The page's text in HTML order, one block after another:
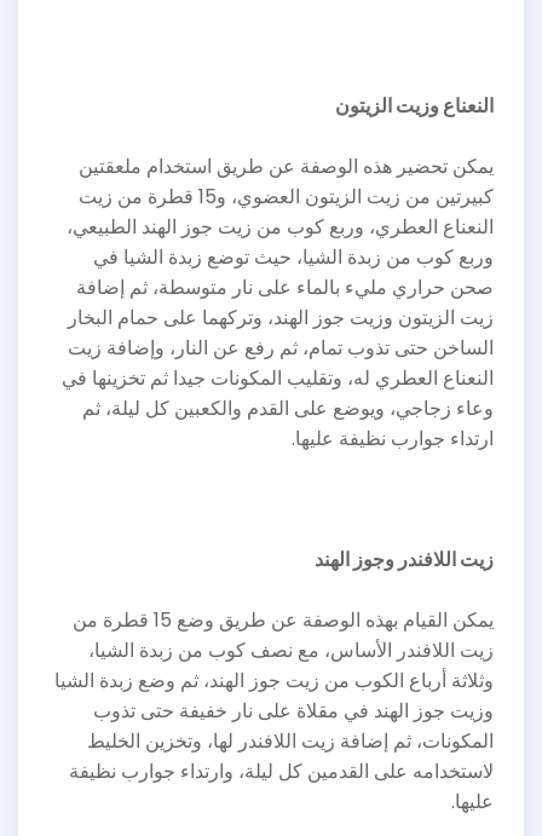
النعناع وزيت الزيتون
يمكن تحضير هذه الوصفة عن طريق استخدام ملعقتين
كبيرتين من زيت الزيتون العضوي، و15 قطرة من زيت
النعناع العطري، وربع كوب من زيت جوز الهند الطبيعي،
وربع كوب من زبدة الشيا، حيث توضع زبدة الشيا في
صحن حراري مليء بالماء على نار متوسطة، ثم إضافة
زيت الزيتون وزيت جوز الهند، وتركهما على حمام البخار
الساخن حتى تذوب تمام، ثم رفع عن النار، وإضافة زيت
النعناع العطري له، وتقليب المكونات جيدا ثم تخزينها في
وعاء زجاجي، ويوضع على القدم والكعبين كل ليلة، ثم
ارتداء جوارب نظيفة عليها.
زيت اللافندر وجوز الهند
يمكن القيام بهذه الوصفة عن طريق وضع 15 قطرة من
زيت اللافندر الأساس، مع نصف كوب من زبدة الشيا،
وثلاثة أرباع الكوب من زيت جوز الهند، ثم وضع زبدة الشيا
وزيت جوز الهند في مقلاة على نار خفيفة حتى تذوب
المكونات، ثم إضافة زيت اللافندر لها، وتخزين الخليط
لاستخدامه على القدمين كل ليلة، وارتداء جوارب نظيفة
عليها.